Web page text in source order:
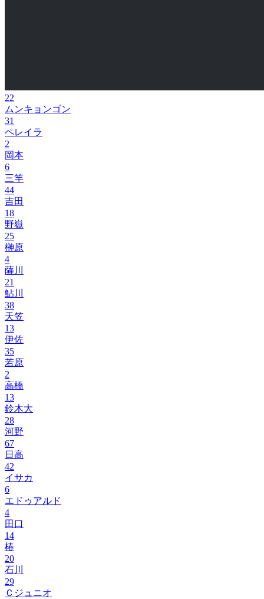
22
ムンキョンゴン
31
ペレイラ
2
岡本
6
三竿
44
吉田
18
野嶽
25
榊原
4
薩川
21
鮎川
38
天笠
13
伊佐
35
若原
2
高橋
13
鈴木大
28
河野
67
日高
42
イサカ
6
エドゥアルド
4
田口
14
椿
20
石川
29
Ｃジュニオ